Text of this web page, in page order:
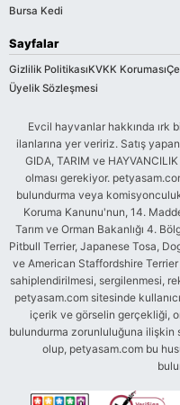
Bursa Kedi
Sayfalar
Gizlilik PolitikasıKVKK Koruması
Üyelik Sözleşmesi
Evcil hayvanlar hakkında ırk
ilanlarına yer veririz. Satış
GIDA, TARIM ve
olması gerekiyor.
bulundurma veya
Koruma Kanunu'nun, 14.
Tarım ve Orman Bakanlığı 4.
Pitbull Terrier, Japanese Tosa,
ve American Staffordshire Terrier
sahiplendirilmesi, sergilenmesi,
petyasam.com sitesinde
içerik ve görselin gerçekliği,
bulundurma zorunluluğuna ilişkin
olup, petyasam.com bu